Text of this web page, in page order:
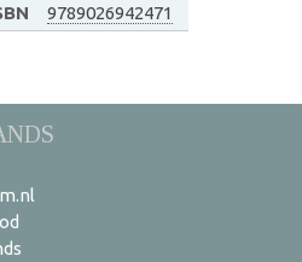
9789026942471